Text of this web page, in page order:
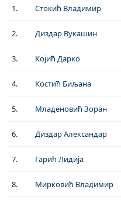
1. Стокић Владимир
2. Диздар Вукашин
3. Којић Дарко
4. Костић Биљана
5. Младеновић Зоран
6. Диздар Александар
7. Гарић Лидија
8. Мирковић Владимир